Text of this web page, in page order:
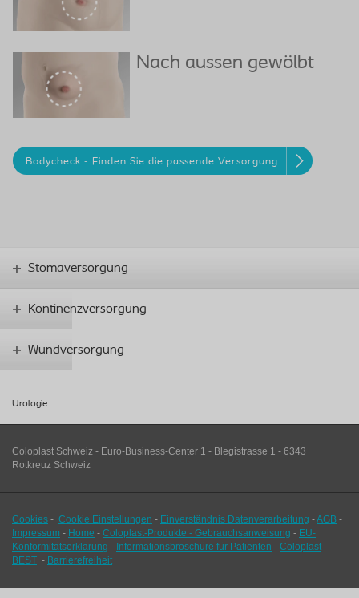
Nach aussen gewölbt
Bodycheck - Finden Sie die passende Versorgung
Stomaversorgung
Kontinenzversorgung
Wundversorgung
Urologie
Coloplast Schweiz - Euro-Business-Center 1 - Blegistrasse 1 - 6343
Rotkreuz Schweiz
Cookies - Cookie Einstellungen - Einverständnis Datenverarbeitung -AGB -
Impressum - Home - Coloplast-Produkte - Gebrauchsanweisung - EU-
Konformitätserklärung - Informationsbroschüre für Patienten - Coloplast
BEST - Barrierefreiheit